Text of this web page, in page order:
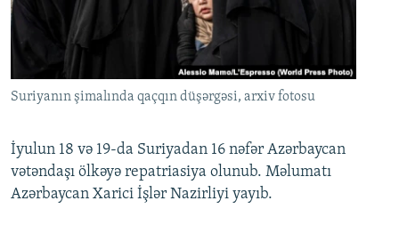
Suriyanın şimalında qaçqın düşərgəsi, arxiv fotosu
İyulun 18 və 19-da Suriyadan 16 nəfər Azərbaycan
vətəndaşı ölkəyə repatriasiya olunub. Məlumatı
Azərbaycan Xarici İşlər Nazirliyi yayıb.